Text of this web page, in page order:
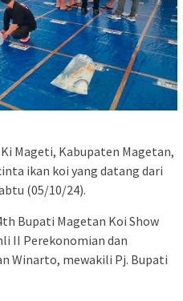
Ki Mageti, Kabupaten Magetan,
ikan koi yang datang dari
(05/10/24).
Bupati Magetan Koi Show
II Perekonomian dan
Winarto, mewakili Pj. Bupati